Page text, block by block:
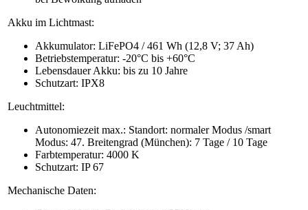
Akku im Lichtmast:
Akkumulator: LiFePO4 / 461 Wh (12,8 V; 37 Ah)
Betriebstemperatur: -20°C bis +60°C
Lebensdauer Akku: bis zu 10 Jahre
Schutzart: IPX8
Leuchtmittel:
Autonomiezeit max.: Standort: normaler Modus /smart
Modus: 47. Breitengrad (München): 7 Tage / 10 Tage
Farbtemperatur: 4000 K
Schutzart: IP 67
Mechanische Daten: